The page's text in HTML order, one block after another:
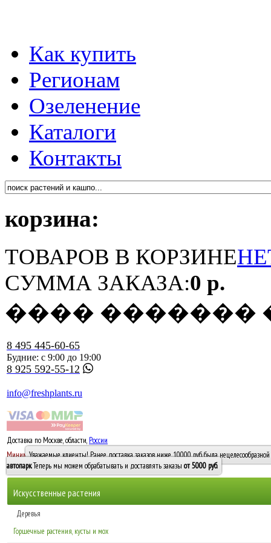
Как купить
Регионам
Озеленение
Каталоги
Контакты
корзина:
ТОВАРОВ В КОРЗИНЕ
СУММА ЗАКАЗА:0 р.
���� �������
8 495 445-60-65
Будние: с 9:00 до 19:00
8 925 592-55-12
info@freshplants.ru
Доставка по Москве, области, России
Минимальный заказ -10 0005000 руб.
Уважаемые клиенты! Ранее доставка заказов ниже 10000 руб. была
автопарк. Теперь мы можем обрабатывать и доставлять заказы от 5000 руб.
Искусственные растения
Деревья
Бамбуки
Горшечные растения, кусты и мох